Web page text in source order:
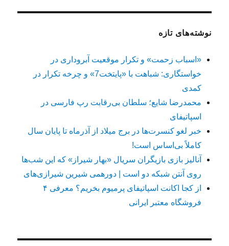
نوشته‌های تازه
«اسباب زحمت» و تکرار موقعیت آبروداری در
خواستگاری: شباهت با «پایتخت7» و چرخه تکرار در
کمدی
محمدرضا شایع؛ سلطان بی‌رقابت رپ فارسی در
اسپاتیفای
خبر لغو کنسرت‌ها در برج میلاد از آذرماه تا پایان سال
کاملاً بی‌اساس است!
آنالیز بازی بازیگران سریال «بهار شیراز» که این شب‌ها
روی آنتن شبکه دو است | دورهمی شیرین شیرازی‌های
از کجا اکانت اسپاتیفای پرمیوم بخریم؟ معرفی ۴
فروشگاه معتبر ایرانی